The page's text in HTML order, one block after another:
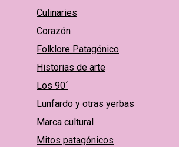
Culinaries
Corazón
Folklore Patagónico
Historias de arte
Los 90´
Lunfardo y otras yerbas
Marca cultural
Mitos patagónicos